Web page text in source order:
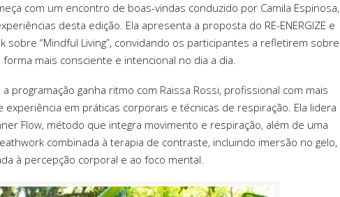
com um encontro de boas-vindas conduzido por Camila Espinosa,
desta edição. Ela apresenta a proposta do RE-ENERGIZE e
sobre “Mindful Living”, convidando os participantes a refletirem sobre
forma mais consciente e intencional no dia a dia.
a programação ganha ritmo com Raissa Rossi, profissional com mais
experiência em práticas corporais e técnicas de respiração. Ela lidera
Flow, método que integra movimento e respiração, além de uma
combinada à terapia de contraste, incluindo imersão no gelo,
à percepção corporal e ao foco mental.